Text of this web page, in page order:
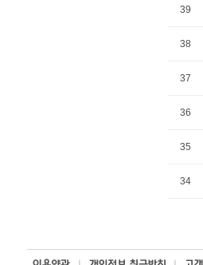
39
38
37
36
35
34